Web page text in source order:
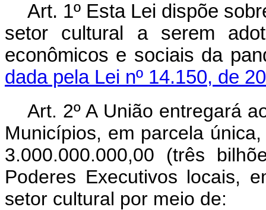
Art. 1º Esta Lei dispõe
setor cultural a serem
econômicos e sociais da
dada pela Lei nº 14.150, de
Art. 2º A União entregará
Municípios, em parcela
3.000.000.000,00 (três
Poderes Executivos locais,
setor cultural por meio de: